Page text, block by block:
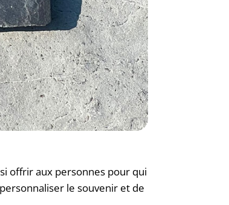
offrir aux personnes pour qui
le souvenir et de